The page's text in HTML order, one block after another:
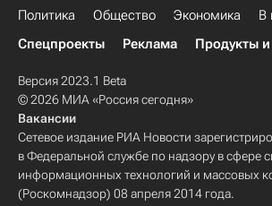
Политика Общество Экономика В
Спецпроекты
Реклама Продукты
Версия 2023.1 Beta
© 2026 МИА «Россия сегодня»
Вакансии
Сетевое издание РИА Новости
в Федеральной службе по надзору в сфере
информационных технологий и массовых
(Роскомнадзор) 08 апреля 2014 года.